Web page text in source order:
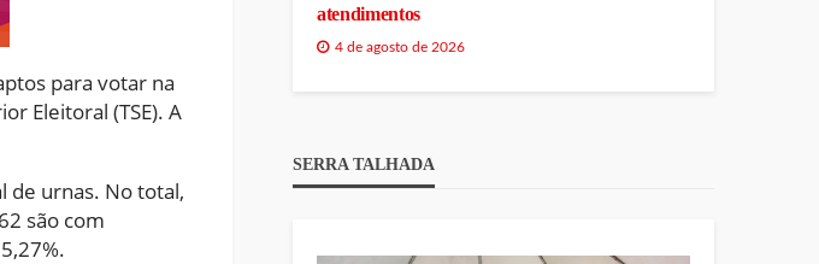
para votar na
Eleitoral (TSE). A
de urnas. No total,
são com
atendimentos
4 de agosto de 2026
SERRA TALHADA